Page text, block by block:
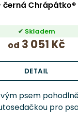
černá Chrápátko®
Skladem
od 3 051 Kč
DETAIL
psem
pro